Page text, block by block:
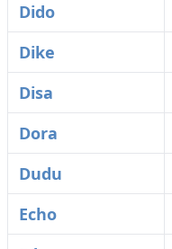
Dido
Dike
Disa
Dora
Dudu
Echo